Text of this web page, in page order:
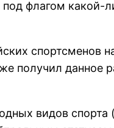
под флагом
спортсменов
получил данное
видов спорта